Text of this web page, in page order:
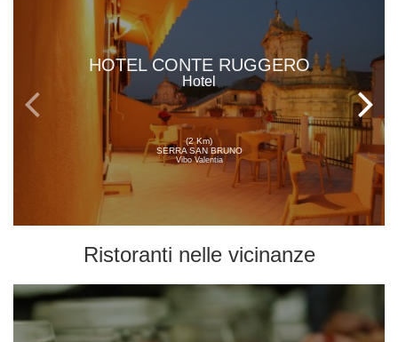
HOTEL CONTE RUGGERO
Hotel
(2 Km)
SERRA SAN BRUNO
Vibo Valentia
Ristoranti nelle vicinanze